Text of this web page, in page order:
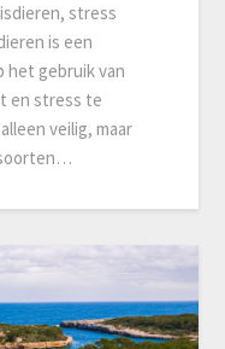
stress
is een
het gebruik van
en stress te
veilig, maar